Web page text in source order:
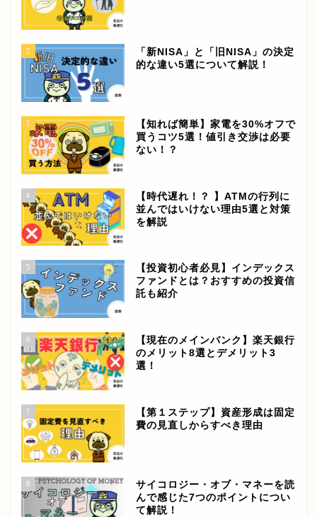
2
「新NISA」と「旧NISA」の決定
的な違い5選について解説！
3
【知れば簡単】家電を30%オフで
買うコツ5選！値引き交渉は必要
ない！？
4
【時代遅れ！？ 】ATMの行列に
並んではいけない理由5選と対策
を解説
5
【投資初心者必見】インデックス
ファンドとは？おすすめの投資信
託も紹介
6
【現在のメインバンク】楽天銀行
のメリット8選とデメリット3
選！
7
【第１ステップ】資産形成は固定
費の見直しからすべき理由
8
サイコロジー・オブ・マネーを読
んで感じた7つのポイントについ
て解説！